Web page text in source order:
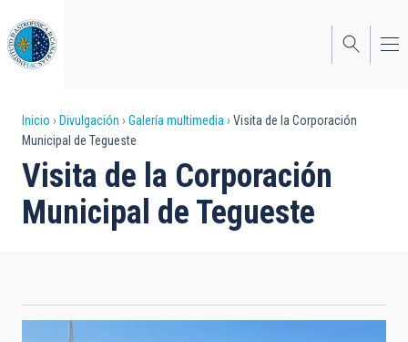
al
contenido
principal
Sobrescribir
enlaces
de
ayuda
navegación
Inicio Divulgación Galería multimedia
Visita de la Corporación
Municipal de Tegueste
Visita de la Corporación
Municipal de Tegueste